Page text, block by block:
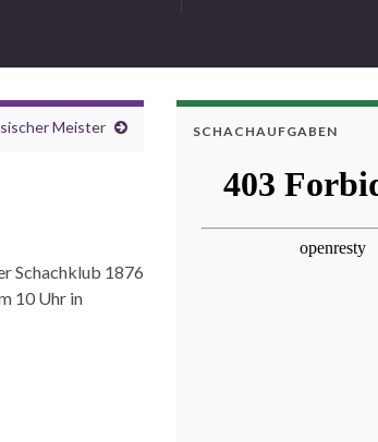
Meister
Schachklub 1876
10 Uhr in
SCHACHAUFGABEN